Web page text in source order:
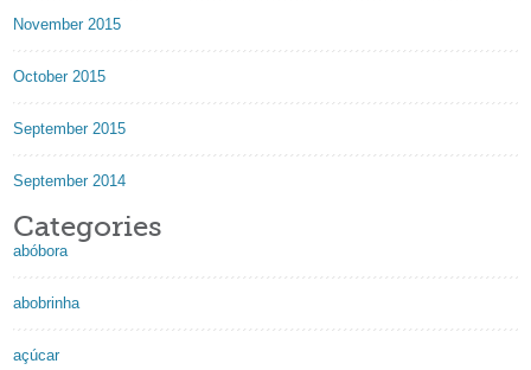
November 2015
October 2015
September 2015
September 2014
Categories
abóbora
abobrinha
açúcar